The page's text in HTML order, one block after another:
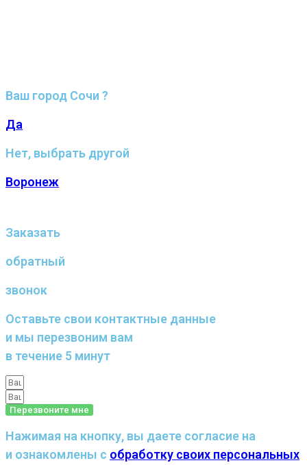
Ваш город Сочи ?
Да
Нет, выбрать другой
Воронеж
Заказать
обратный
звонок
Оставьте свои контактные данные
и мы перезвоним вам
в течение 5 минут
Перезвоните мне
Нажимая на кнопку, вы даете согласие на
и ознакомлены с обработку своих персональных